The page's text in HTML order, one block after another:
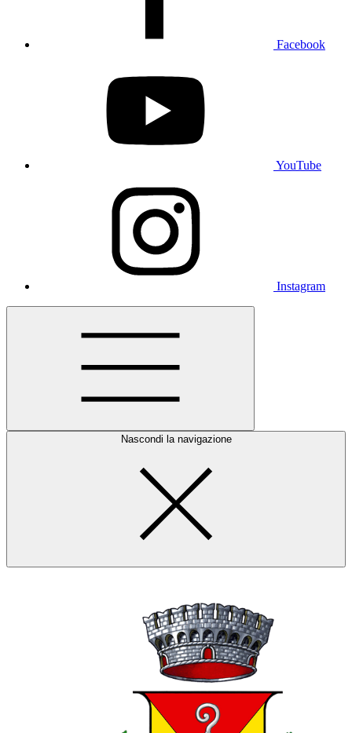
Facebook
YouTube
Instagram
Nascondi la navigazione